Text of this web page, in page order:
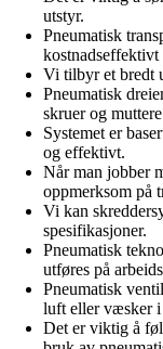
utstyr.
Pneumatisk
Vi tilbyr et bredt
Pneumatisk
skruer og
Systemet er
og effektivt.
Når man jobber
oppmerksom på
Vi kan
spesifikasjoner.
Pneumatisk
utføres på
Pneumatisk
luft eller væsker i
Det er viktig å